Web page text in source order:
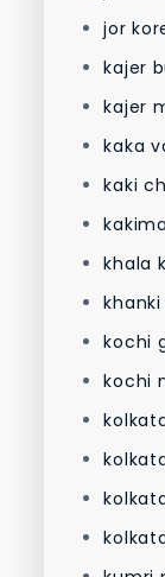
jor
kajer
kajer
kaka
kaki
khala
kochi
kochi